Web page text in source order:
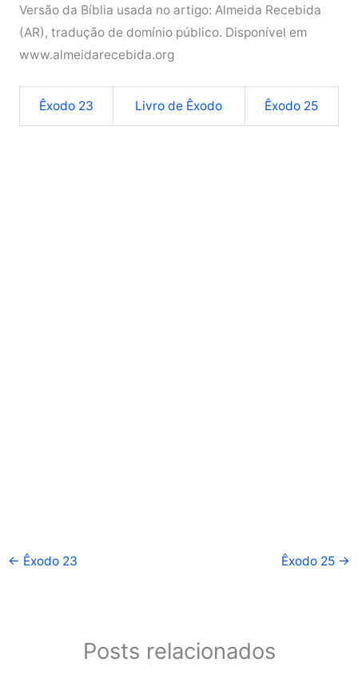
Versão da Bíblia usada no artigo: Almeida Recebida
(AR), tradução de domínio público. Disponível em
www.almeidarecebida.org
Êxodo 23 Livro de Êxodo Êxodo 25
← Êxodo 23 Êxodo 25 →
Posts relacionados